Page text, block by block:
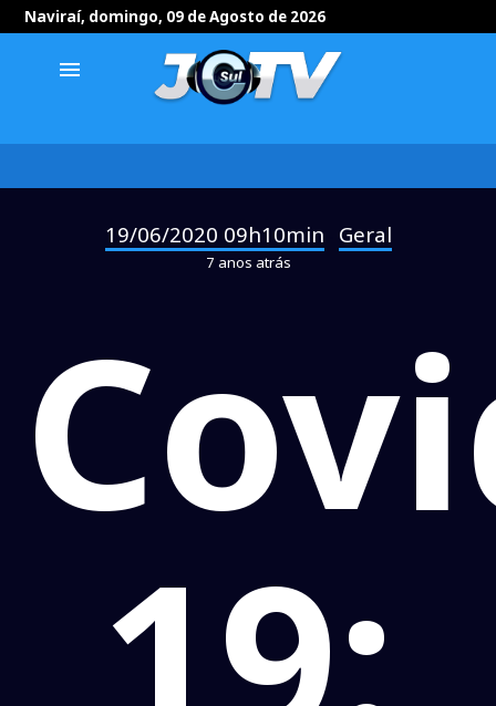
Naviraí, domingo, 09 de Agosto de 2026
menu
19/06/2020 09h10min Geral
7 anos atrás